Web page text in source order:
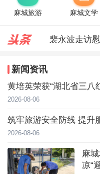
麻城旅游 麻城文学
裴永波走访
麻城城区开
新闻资讯
黄培英荣获“湖北省三八
2026-08-06
筑牢旅游安全防线 提升
2026-08-06
麻
凉“